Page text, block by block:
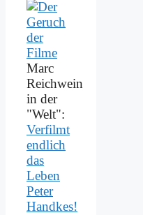
Marc
Reichwein
in der
"Welt":
Verfilmt
endlich
das
Leben
Peter
Handkes!